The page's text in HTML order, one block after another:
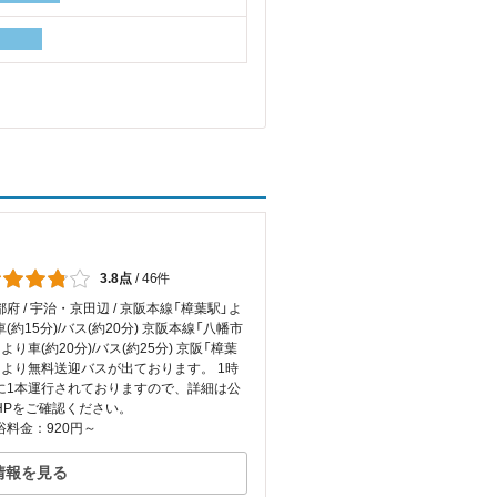
3.8点 /46件
府 / 宇治・京田辺 / 京阪本線「樟葉駅」よ
(約15分)/バス(約20分) 京阪本線「八幡市
より車(約20分)/バス(約25分) 京阪「樟葉
より無料送迎バスが出ております。 1時
1本運行されておりますので、詳細は公
をご確認ください。
料金：920円～
報を見る